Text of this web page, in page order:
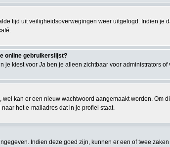
tijd uit veiligheidsoverwegingen weer uitgelogd. Indien je
online gebruikerslijst?
je kiest voor Ja ben je alleen zichtbaar voor administrators
kan er een nieuw wachtwoord aangemaakt worden. Om
het e-mailadres dat in je profiel staat.
Indien deze goed zijn, kunnen er een of twee